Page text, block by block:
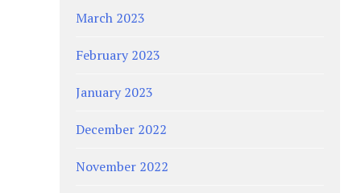
March 2023
February 2023
January 2023
December 2022
November 2022